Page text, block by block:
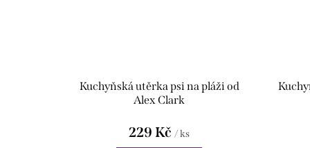
Kuchyňská utěrka psi na pláži od
Alex Clark
229 Kč / ks